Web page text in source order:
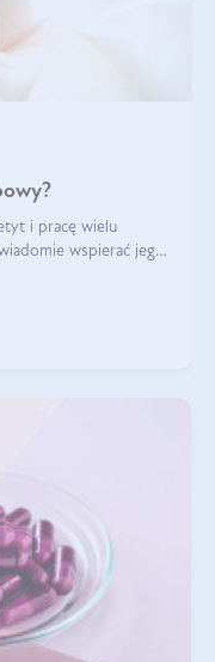
i pracę wielu
wspierać jego